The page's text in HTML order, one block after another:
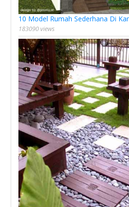
10 Model Rumah Sederhana Di
183090 views